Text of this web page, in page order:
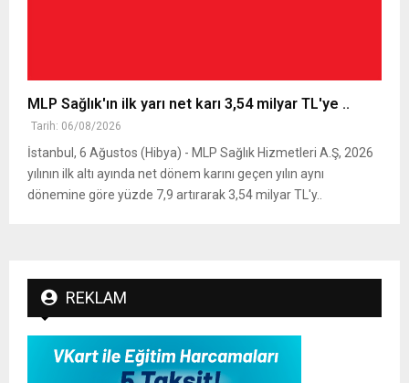
MLP Sağlık'ın ilk yarı net karı 3,54 milyar TL'ye ..
Tarih: 06/08/2026
İstanbul, 6 Ağustos (Hibya) - MLP Sağlık Hizmetleri A.Ş, 2026
yılının ilk altı ayında net dönem karını geçen yılın aynı
dönemine göre yüzde 7,9 artırarak 3,54 milyar TL'y..
REKLAM